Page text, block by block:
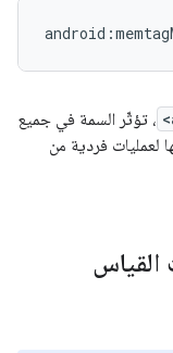
، تؤثّر السمة في جميع
لعمليات فردية من
القياس